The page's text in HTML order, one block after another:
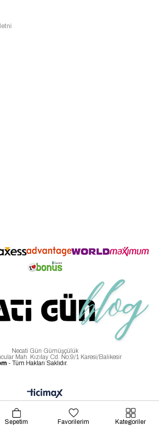
Necati Gün Gümüşçülük
Mah. Kızılay Cd. No:9/1 Karesi/Balıkesir
- Tüm Hakları Saklıdır.
Sepetim Favorilerim Kategoriler